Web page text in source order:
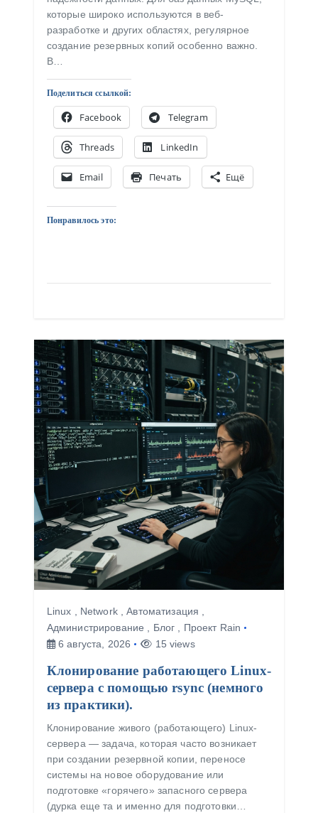
которые широко используются в веб-
разработке и других областях, регулярное
создание резервных копий особенно важно.
В…
Поделиться ссылкой:
Facebook Telegram
Threads LinkedIn
Email Печать Ещё
Понравилось это:
Linux , Network,Автоматизация ,
Администрирование , Блог , Проект Rain
6 августа, 2026
15 views
Клонирование работающего Linux-
сервера с помощью rsync (немного
из практики).
Клонирование живого (работающего) Linux-
сервера — задача, которая часто возникает
при создании резервной копии, переносе
системы на новое оборудование или
подготовке «горячего» запасного сервера
(дурка еще та и именно для подготовки…